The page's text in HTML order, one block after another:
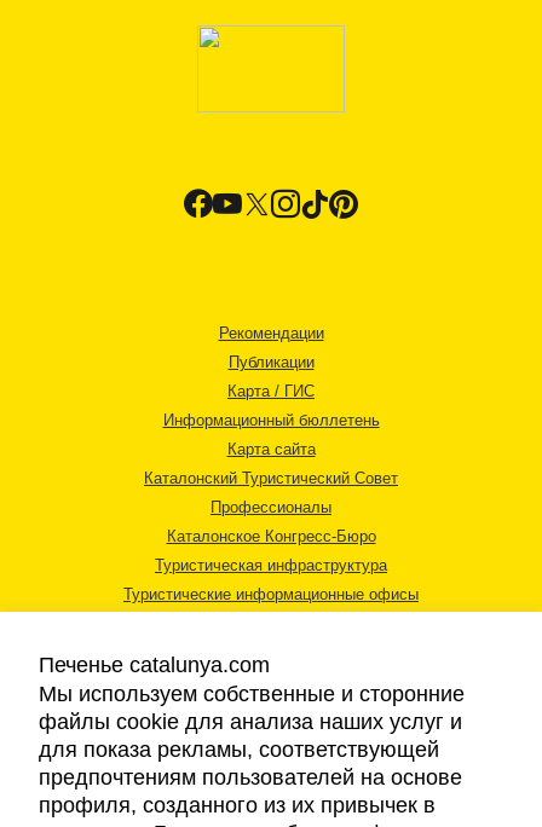
Рекомендации
Публикации
Карта / ГИС
Информационный бюллетень
Карта сайта
Каталонский Туристический Совет
Профессионалы
Каталонское Конгресс-Бюро
Туристическая инфраструктура
Туристические информационные офисы
Правовая информация
Печенье catalunya.com
Мы используем собственные и сторонние
файлы cookie для анализа наших услуг и
для показа рекламы, соответствующей
предпочтениям пользователей на основе
профиля, созданного из их привычек в